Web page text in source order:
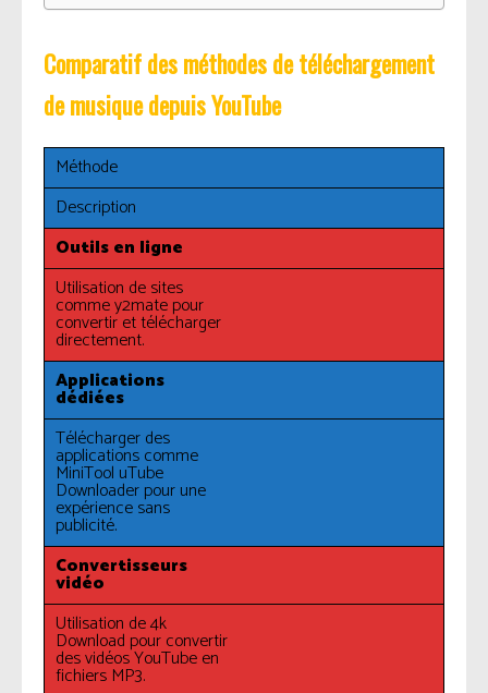
Comparatif des méthodes de téléchargement
de musique depuis YouTube
Méthode
Description
Outils en ligne
Utilisation de sites
comme y2mate pour
convertir et télécharger
directement.
Applications
dédiées
Télécharger des
applications comme
MiniTool uTube
Downloader pour une
expérience sans
publicité.
Convertisseurs
vidéo
Utilisation de 4k
Download pour convertir
des vidéos YouTube en
fichiers MP3.